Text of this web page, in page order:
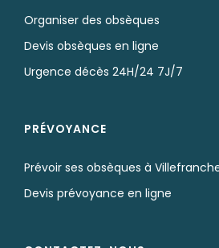
Organiser des obsèques
Devis obsèques en ligne
Urgence décès 24H/24 7J/7
PRÉVOYANCE
Prévoir ses obsèques à
Devis prévoyance en ligne